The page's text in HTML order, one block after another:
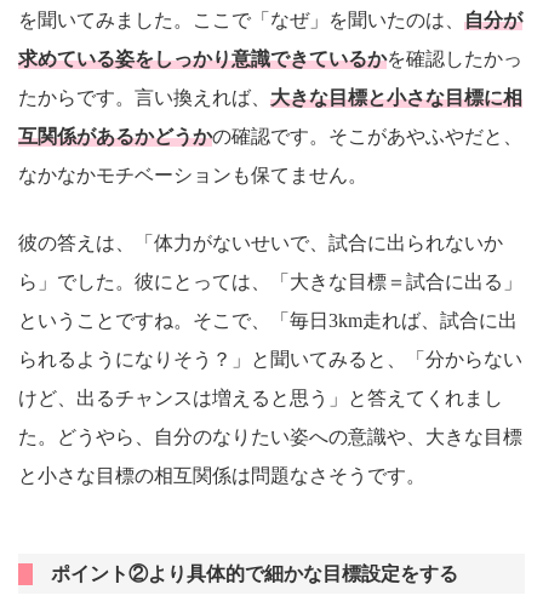
を聞いてみました。ここで「なぜ」を聞いたのは、 自分が
求めている姿をしっかり意識できているかを確認したかっ
たからです。言い換えれば、 大きな目標と小さな目標に相
互関係があるかどうかの確認です。そこがあやふやだと、
なかなかモチベーションも保てません。
彼の答えは、「体力がないせいで、試合に出られないか
ら」でした。彼にとっては、「大きな目標＝試合に出る」
ということですね。そこで、「毎日3km走れば、試合に出
られるようになりそう？」と聞いてみると、「分からない
けど、出るチャンスは増えると思う」と答えてくれまし
た。どうやら、自分のなりたい姿への意識や、大きな目標
と小さな目標の相互関係は問題なさそうです。
ポイント②より具体的で細かな目標設定をする